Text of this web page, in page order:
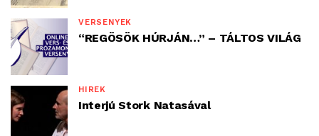
VERSENYEK
“REGÖSÖK HÚRJÁN…” – TÁLTOS VILÁG
HÍREK
Interjú Stork Natasával